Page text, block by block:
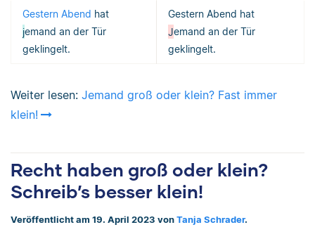
Gestern Abend hat
jemand an der Tür
geklingelt.
Gestern Abend hat
Jemand an der Tür
geklingelt.
Weiter lesen: Jemand groß oder klein? Fast immer
klein!
Recht haben groß oder klein?
Schreib’s besser klein!
Veröffentlicht am 19. April 2023 von Tanja Schrader.